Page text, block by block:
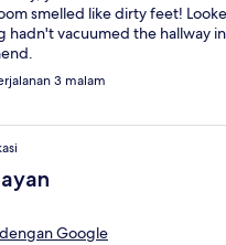
smelled like dirty feet!
hadn't vacuumed the hallway
3 malam
Google